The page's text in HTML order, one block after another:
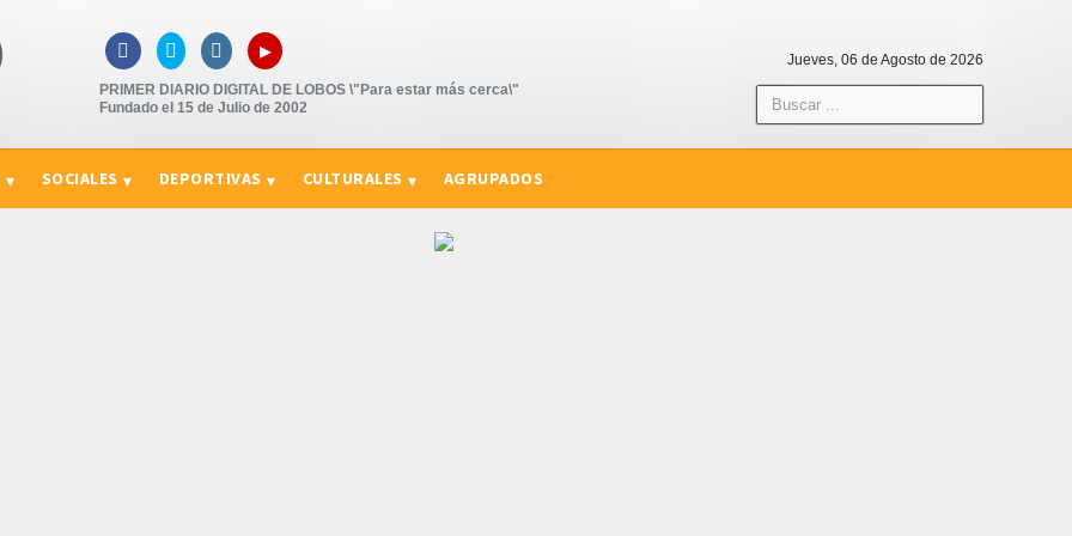
   ▸
PRIMER DIARIO DIGITAL DE LOBOS \"Para estar más cerca\"
Fundado el 15 de Julio de 2002
Jueves, 06 de Agosto de 2026
SOCIALES DEPORTIVAS CULTURALES AGRUPADOS